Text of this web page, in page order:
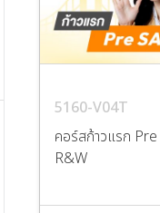
5160-V04T
คอร์สก้าวแรก
R&W